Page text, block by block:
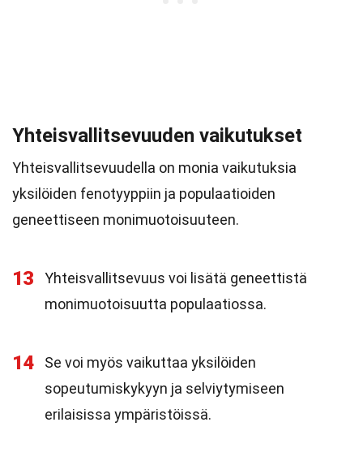
Yhteisvallitsevuuden vaikutukset
Yhteisvallitsevuudella on monia vaikutuksia
yksilöiden fenotyyppiin ja populaatioiden
geneettiseen monimuotoisuuteen.
13
Yhteisvallitsevuus voi lisätä geneettistä
monimuotoisuutta populaatiossa.
14
Se voi myös vaikuttaa yksilöiden
sopeutumiskykyyn ja selviytymiseen
erilaisissa ympäristöissä.